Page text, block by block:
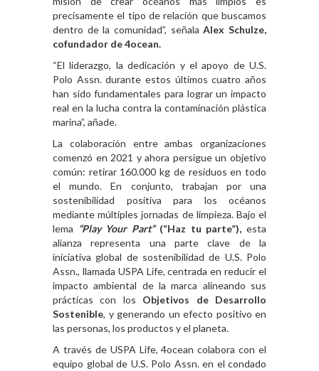
precisamente el tipo de relación que buscamos
dentro de la comunidad”, señalaAlex Schulze,
cofundador de 4ocean.
“El liderazgo, la dedicación y el apoyo de U.S.
Polo Assn. durante estos últimos cuatro años
han sido fundamentales para lograr un impacto
real en la lucha contra la contaminación plástica
marina”, añade.
La colaboración entre ambas organizaciones
comenzó en 2021 y ahora persigue un objetivo
común: retirar 160.000 kg de residuos en todo
el mundo. En conjunto, trabajan por una
sostenibilidad positiva para los océanos
mediante múltiples jornadas de limpieza. Bajo el
lema “Play Your Part” (“Haz tu parte”), esta
alianza representa una parte clave de la
iniciativa global de sostenibilidad de U.S. Polo
Assn., llamada USPA Life, centrada en reducir el
impacto ambiental de la marca alineando sus
prácticas con los Objetivos de Desarrollo
Sostenible, y generando un efecto positivo en
las personas, los productos y el planeta.
A través de USPA Life, 4ocean colabora con el
equipo global de U.S. Polo Assn. en el condado